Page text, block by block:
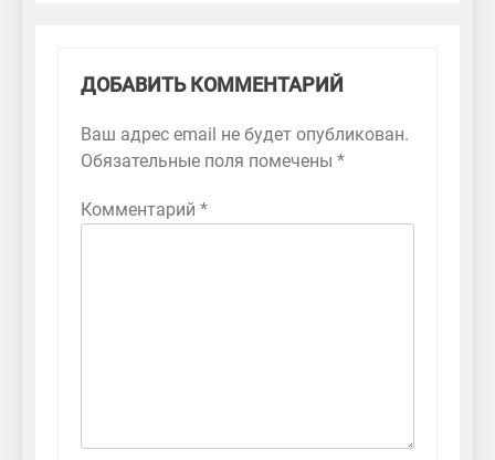
ДОБАВИТЬ КОММЕНТАРИЙ
Ваш адрес email не будет опубликован.
Обязательные поля помечены *
Комментарий *